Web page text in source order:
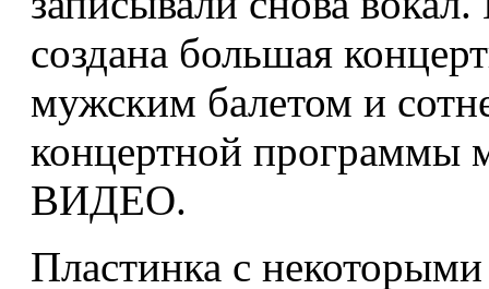
ВИДЕО.
Пластинка с
"ВРЕМЯ" вышла в
России. Эту пластинку и